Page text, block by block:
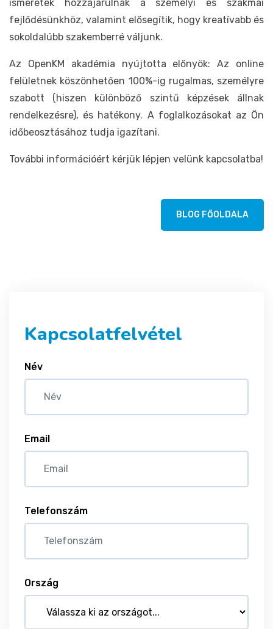
ismeretek hozzájárulnak a személyi és szakmai
fejlődésünkhöz, valamint elősegítik, hogy kreatívabb és
sokoldalúbb szakemberré váljunk.
Az OpenKM akadémia nyújtotta előnyök: Az online
felületnek köszönhetően 100%-ig rugalmas, személyre
szabott (hiszen különböző szintű képzések állnak
rendelkezésre), és hatékony. A foglalkozásokat az Ön
időbeosztásához tudja igazítani.
További információért kérjük lépjen velünk kapcsolatba!
BLOG FŐOLDALA
Kapcsolatfelvétel
Név
Email
Telefonszám
Ország